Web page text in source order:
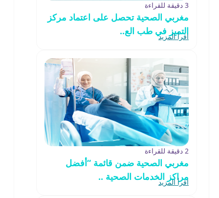
3 دقيقة للقراءة
مغربي الصحية تحصل على اعتماد مركز
التميز في طب الع..
اقرأ المزيد
2 دقيقة للقراءة
مغربي الصحية ضمن قائمة “أفضل
مراكز الخدمات الصحية ..
اقرأ المزيد